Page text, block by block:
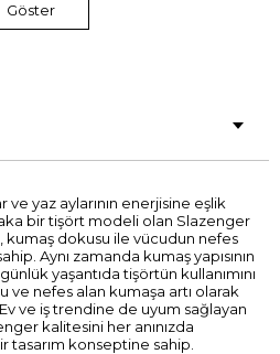
Göster
yaz aylarının enerjisine eşlik
bir tişört modeli olan Slazenger
kumaş dokusu ile vücudun nefes
Aynı zamanda kumaş yapısının
yaşantıda tişörtün kullanımını
ve nefes alan kumaşa artı olarak
ve iş trendine de uyum sağlayan
kalitesini her anınızda
konseptine sahip.